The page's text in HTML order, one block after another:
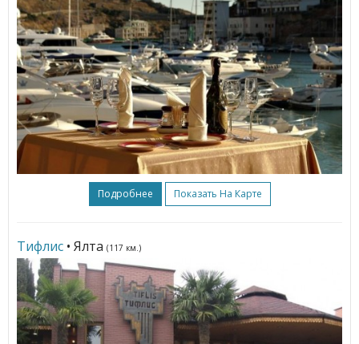
Подробнее Показать На Карте
Тифлис • Ялта (117 км.)